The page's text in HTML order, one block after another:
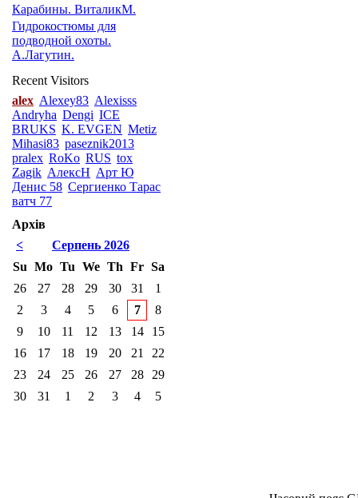
Карабины. ВиталикМ.
Гидрокостюмы для
подводной охоты.
А.Лагутин.
Recent Visitors
alex Alexey83 Alexisss
Andryha Dengi ICE
BRUKS K. EVGEN Metiz
Mihasi83 paseznik2013
pralex RoKo RUS tox
Zagik АлексН Арт Ю
Денис 58 Сергиенко Тарас
ватч 77
Архів
<
Серпень 2026
Su Mo Tu We Th Fr Sa
26
27 28 29 30 31
1
2
3 4 5 6 7
8
9
10 11 12 13 14
15
16
17 18 19 20 21
22
23
24 25 26 27 28
29
30
31 1 2 3 4 5